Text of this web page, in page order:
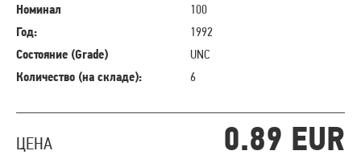
Номинал
100
Год:
1992
Состояние (Grade)
UNC
Количество (на складе):
6
ЦЕНА 0.89 EUR